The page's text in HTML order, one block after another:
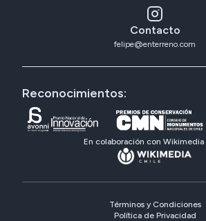
Contacto
felipe@enterreno.com
Reconocimientos:
En colaboración con Wikimedia
Términos y Condiciones
Política de Privacidad